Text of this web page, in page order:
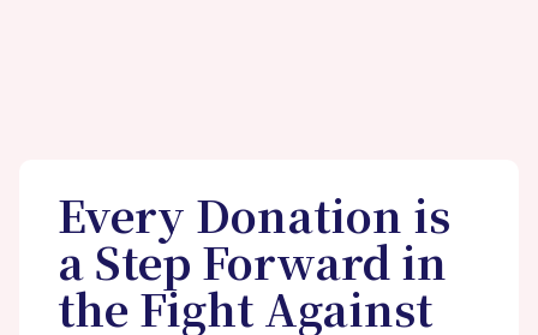
Every Donation is
a Step Forward in
the Fight Against